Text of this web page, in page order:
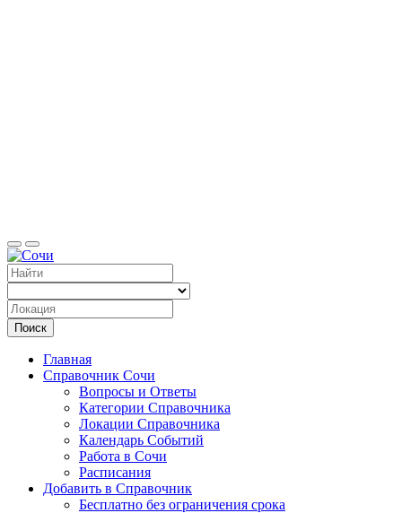
Сочи
Поиск
Главная
Справочник Сочи
Вопросы и Ответы
Категории Справочника
Локации Справочника
Календарь Событий
Работа в Сочи
Расписания
Добавить в Справочник
Бесплатно без ограничения срока